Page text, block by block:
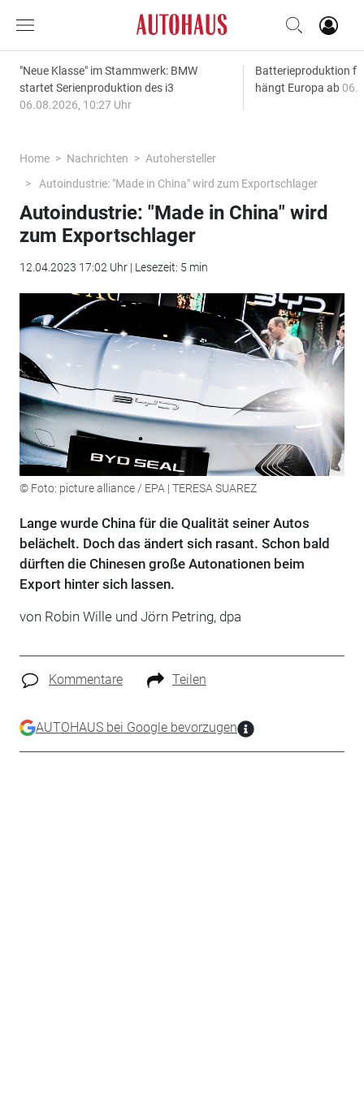
"Neue Klasse" im Stammwerk: BMW
startet Serienproduktion des i3
06.08.2026, 10:27 Uhr
Batterieproduktion
hängt Europa ab
Home Nachrichten
Autohersteller
Autoindustrie: "Made in China" wird zum Exportschlager
Autoindustrie: "Made in China" wird
zum Exportschlager
12.04.2023 17:02 Uhr | Lesezeit: 5 min
© Foto: picture alliance / EPA | TERESA SUAREZ
Lange wurde China für die Qualität seiner Autos
belächelt. Doch das ändert sich rasant. Schon bald
dürften die Chinesen große Autonationen beim
Export hinter sich lassen.
von Robin Wille und Jörn Petring, dpa
Kommentare Teilen
AUTOHAUS bei Google bevorzugen